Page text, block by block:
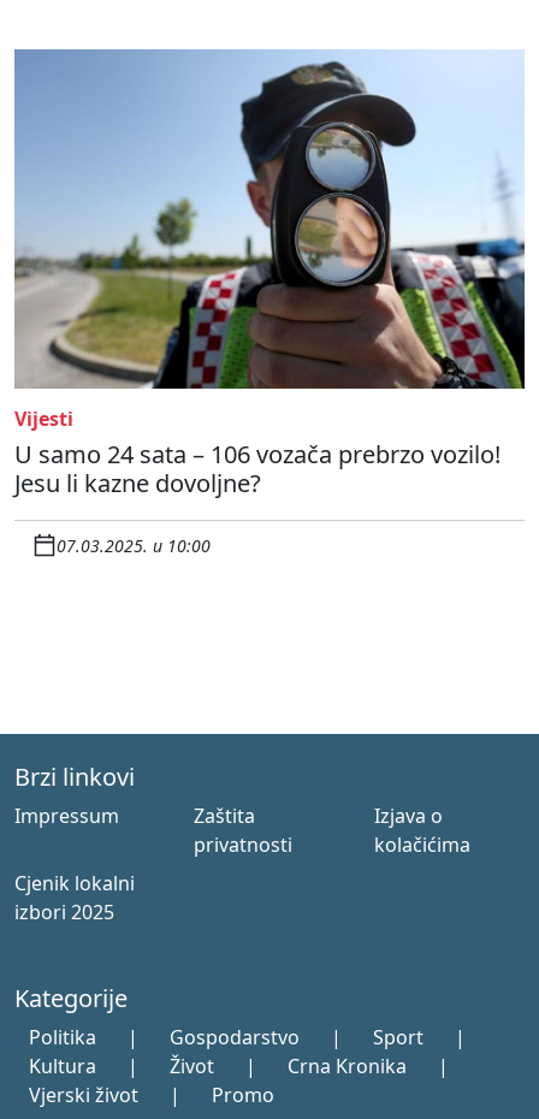
Vijesti
U samo 24 sata – 106 vozača prebrzo vozilo!
Jesu li kazne dovoljne?
07.03.2025. u 10:00
Brzi linkovi
Impressum
Zaštita
privatnosti
Izjava o
kolačićima
Cjenik lokalni
izbori 2025
Kategorije
Politika | Gospodarstvo | Sport
|
Kultura
| Život | Crna Kronika
|
Vjerski život
| Promo